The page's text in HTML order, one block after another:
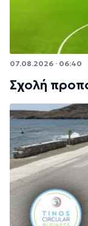
07.08.2026 · 06:40
Σχολή